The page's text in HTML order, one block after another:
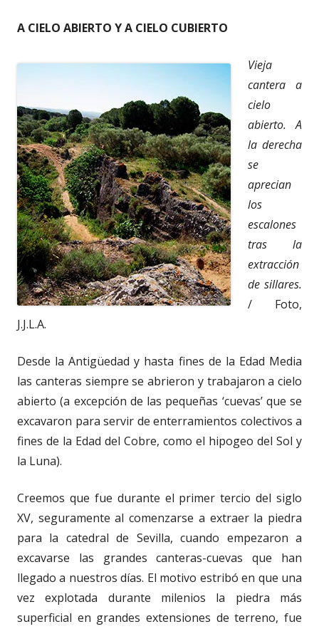
A CIELO ABIERTO Y A CIELO CUBIERTO
Vieja
cantera a
cielo
abierto. A
la derecha
se
aprecian
los
escalones
tras la
extracción
de sillares.
/ Foto,
J.J.L.A.
Desde la Antigüedad y hasta fines de la Edad Media
las canteras siempre se abrieron y trabajaron a cielo
abierto (a excepción de las pequeñas ‘cuevas’ que se
excavaron para servir de enterramientos colectivos a
fines de la Edad del Cobre, como el hipogeo del Sol y
la Luna).
Creemos que fue durante el primer tercio del siglo
XV, seguramente al comenzarse a extraer la piedra
para la catedral de Sevilla, cuando empezaron a
excavarse las grandes canteras-cuevas que han
llegado a nuestros días. El motivo estribó en que una
vez explotada durante milenios la piedra más
superficial en grandes extensiones de terreno, fue